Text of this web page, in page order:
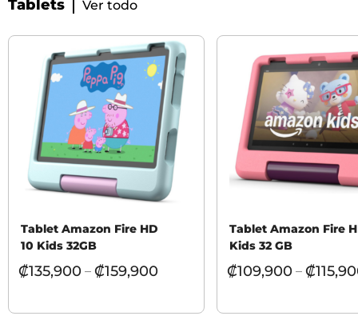
Tablets Ver todo
Tablet Amazon Fire HD
10 Kids 32GB
₡135,900 – ₡159,900
Tablet Amazon Fire
Kids 32 GB
₡109,900 –₡